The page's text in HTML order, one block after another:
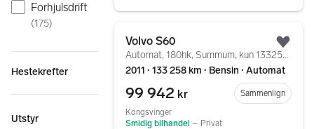
Forhjulsdrift
(175)
Hestekrefter
Utstyr
Volvo S60
Automat, 180hk, Summum, kun 133258km.
2011 ∙ 133 258 km ∙ Bensin ∙ Automat
99 942 kr
Sammenlign
Kongsvinger
Smidig bilhandel – Privat